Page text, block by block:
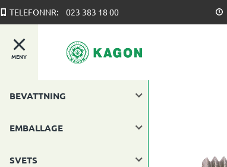
TELEFONNR: 023 383 18 00
MENY
BEVATTNING
EMBALLAGE
SVETS